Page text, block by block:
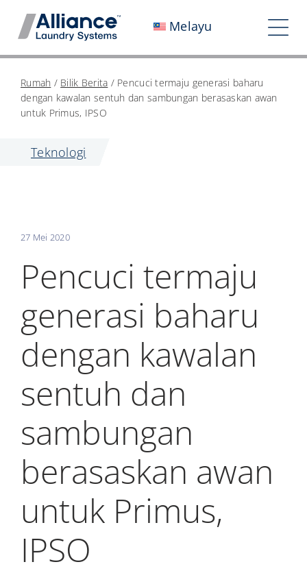
Melayu
Bekerja Dengan Kami
Hubungi Kami
My Alliance
Rumah / Bilik Berita / Pencuci termaju generasi baharu
dengan kawalan sentuh dan sambungan berasaskan awan
untuk Primus, IPSO
Teknologi
27 Mei 2020
Pencuci termaju
generasi baharu
dengan kawalan
sentuh dan
sambungan
berasaskan awan
untuk Primus,
IPSO